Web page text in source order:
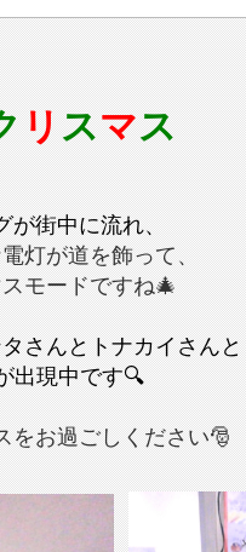
リスマス
が街中に流れ、
灯が道を飾って、
モードですね🎄
さんとトナカイさんと
出現中です🔍
をお過ごしください🎅